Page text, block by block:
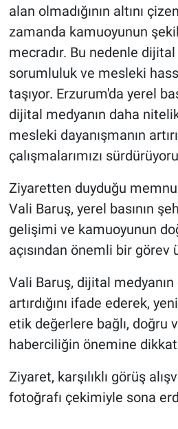
alan olmadığının altını
zamanda kamuoyunun
mecradır. Bu nedenle
sorumluluk ve mesleki
taşıyor. Erzurum'da yerel
dijital medyanın daha
mesleki dayanışmanın
çalışmalarımızı
Ziyaretten duyduğu
Vali Baruş, yerel basının
gelişimi ve kamuoyunun
açısından önemli bir
Vali Baruş, dijital
artırdığını ifade ederek,
etik değerlere bağlı, doğru
haberciliğin önemine
Ziyaret, karşılıklı görüş
fotoğrafı çekimiyle sona